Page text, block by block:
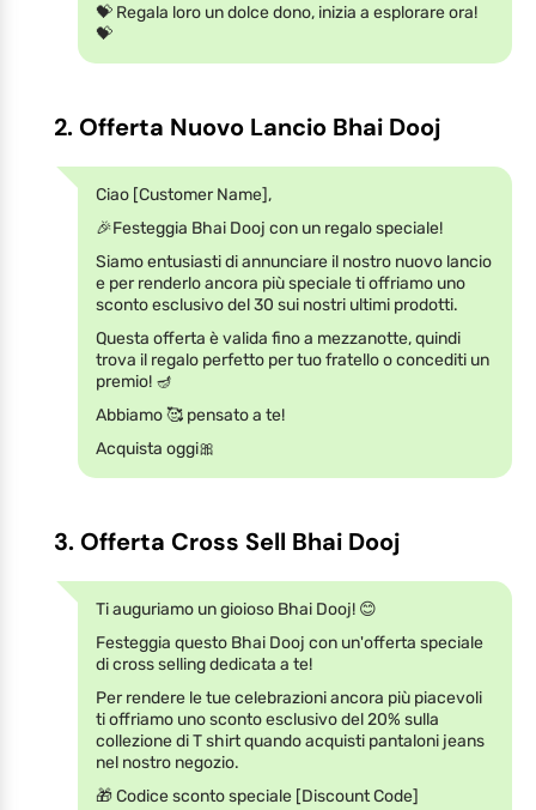
💝 Regala loro un dolce dono, inizia a esplorare ora!
💝
2. Offerta Nuovo Lancio Bhai Dooj
Ciao [Customer Name],
🎉Festeggia Bhai Dooj con un regalo speciale!
Siamo entusiasti di annunciare il nostro nuovo lancio
e per renderlo ancora più speciale ti offriamo uno
sconto esclusivo del 30 sui nostri ultimi prodotti.
Questa offerta è valida fino a mezzanotte, quindi
trova il regalo perfetto per tuo fratello o concediti un
premio! 🪔
Abbiamo 🥰 pensato a te!
Acquista oggi🎀
3. Offerta Cross Sell Bhai Dooj
Ti auguriamo un gioioso Bhai Dooj! 😊
Festeggia questo Bhai Dooj con un'offerta speciale
di cross selling dedicata a te!
Per rendere le tue celebrazioni ancora più piacevoli
ti offriamo uno sconto esclusivo del 20% sulla
collezione di T shirt quando acquisti pantaloni jeans
nel nostro negozio.
🎁 Codice sconto speciale [Discount Code]